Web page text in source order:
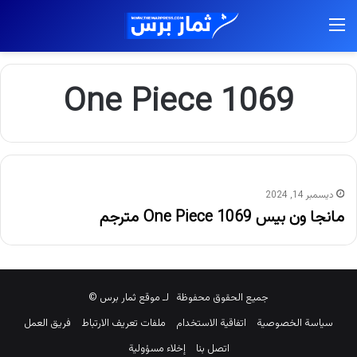
1069 One Piece
ديسمبر 14, 2024
مانجا ون بيس 1069 One Piece مترجم
جميع الحقوق محفوظة لـ موقع ثمار برس ©
سياسة الخصوصية
اتفاقية الاستخدام ملفات تعريف الارتباط
فريق العمل
اتصل بنا
إخلاء مسؤولية